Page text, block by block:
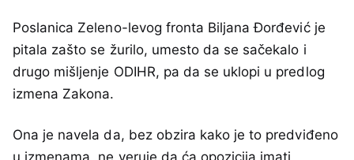
Poslanica Zeleno-levog fronta Biljana Đorđević je
pitala zašto se žurilo, umesto da se sačekalo i
drugo mišljenje ODIHR, pa da se uklopi u predlog
izmena Zakona.
Ona je navela da, bez obzira kako je to predviđeno
u izmenama, ne veruje da ća opozicija imati